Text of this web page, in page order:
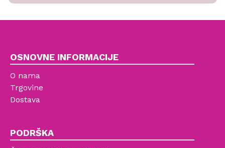
OSNOVNE INFORMACIJE
O nama
Trgovine
Dostava
PODRŠKA